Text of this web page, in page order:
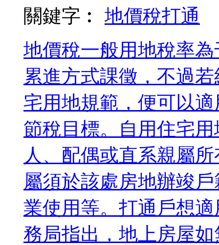
關鍵字︰ 地價稅打通
地價稅一般用地稅率
累進方式課徵，不過
宅用地規範，便可以
節稅目標。自用住宅
人、配偶或直系親屬
屬須於該處房地辦竣
業使用等。打通戶想
務局指出，地上房屋